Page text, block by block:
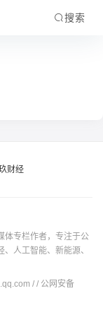
搜索
财经
体专栏作者，专注于公
人工智能、新能源、
/ / 公网安备